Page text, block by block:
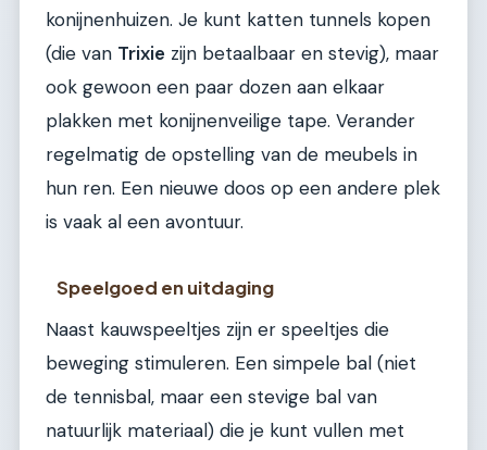
konijnenhuizen. Je kunt katten tunnels kopen
(die van Trixie zijn betaalbaar en stevig), maar
ook gewoon een paar dozen aan elkaar
plakken met konijnenveilige tape. Verander
regelmatig de opstelling van de meubels in
hun ren. Een nieuwe doos op een andere plek
is vaak al een avontuur.
Speelgoed en uitdaging
Naast kauwspeeltjes zijn er speeltjes die
beweging stimuleren. Een simpele bal (niet
de tennisbal, maar een stevige bal van
natuurlijk materiaal) die je kunt vullen met